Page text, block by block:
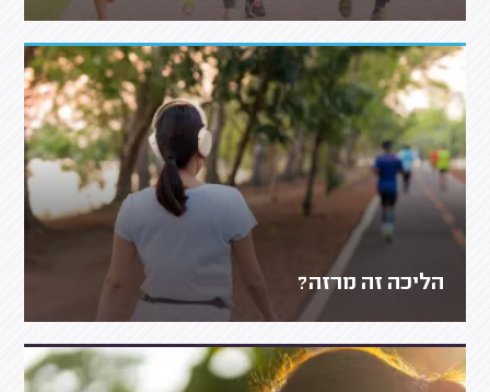
הליכה זה מרזה?